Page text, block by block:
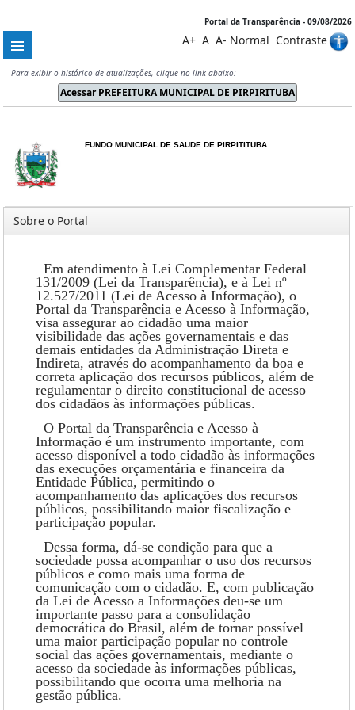
Portal da Transparência - 09/08/2026
A+ A A- Normal Contraste
Para exibir o histórico de atualizações, clique no link abaixo:
FUNDO MUNICIPAL DE SAUDE DE PIRPITITUBA
Sobre o Portal
Em atendimento à Lei Complementar Federal
131/2009 (Lei da Transparência), e à Lei nº
12.527/2011 (Lei de Acesso à Informação), o
Portal da Transparência e Acesso à Informação,
visa assegurar ao cidadão uma maior
visibilidade das ações governamentais e das
demais entidades da Administração Direta e
Indireta, através do acompanhamento da boa e
correta aplicação dos recursos públicos, além de
regulamentar o direito constitucional de acesso
dos cidadãos às informações públicas.
O Portal da Transparência e Acesso à
Informação é um instrumento importante, com
acesso disponível a todo cidadão às informações
das execuções orçamentária e financeira da
Entidade Pública, permitindo o
acompanhamento das aplicações dos recursos
públicos, possibilitando maior fiscalização e
participação popular.
Dessa forma, dá-se condição para que a
sociedade possa acompanhar o uso dos recursos
públicos e como mais uma forma de
comunicação com o cidadão. E, com publicação
da Lei de Acesso a Informações deu-se um
importante passo para a consolidação
democrática do Brasil, além de tornar possível
uma maior participação popular no controle
social das ações governamentais, mediante o
acesso da sociedade às informações públicas,
possibilitando que ocorra uma melhoria na
gestão pública.